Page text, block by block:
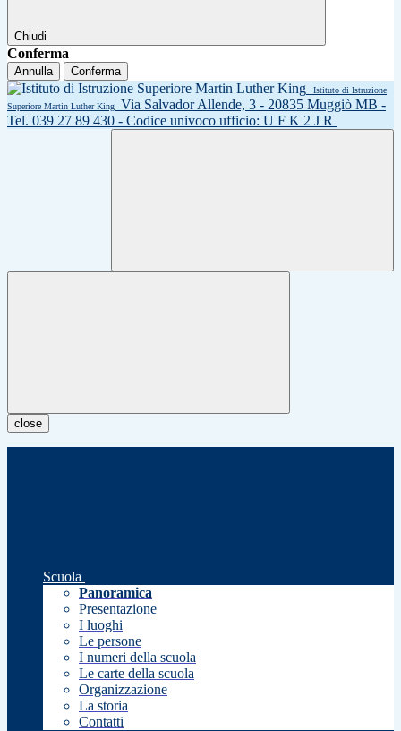
Chiudi
Conferma
Annulla Conferma
Istituto di Istruzione
Superiore Martin Luther King
Via Salvador Allende, 3 - 20835 Muggiò MB -
Tel. 039 27 89 430 - Codice univoco ufficio: U F K 2 J R
close
Scuola
Panoramica
Presentazione
I luoghi
Le persone
I numeri della scuola
Le carte della scuola
Organizzazione
La storia
Contatti